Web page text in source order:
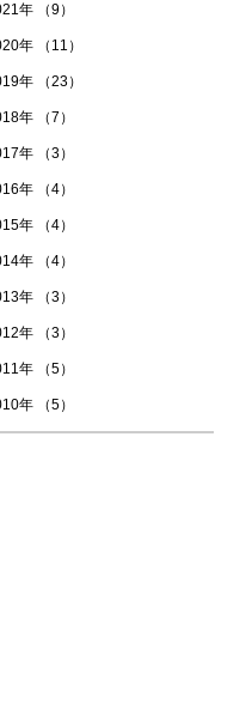
年 （9）
年 （11）
年 （23）
年 （7）
年 （3）
年 （4）
年 （4）
年 （4）
年 （3）
年 （3）
年 （5）
年 （5）